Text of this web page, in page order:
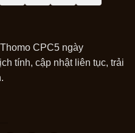
Thomo CPC5 ngày
tính, cập nhật liên tục, trải